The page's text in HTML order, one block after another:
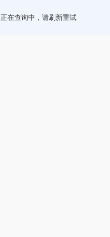
正在查询中，请刷新重试